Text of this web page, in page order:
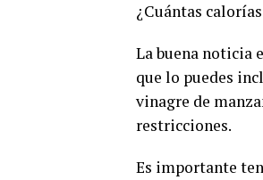
¿Cuántas
La buena noticia
que lo puedes
vinagre de
restricciones.
Es importante